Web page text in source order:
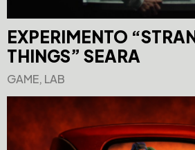
EXPERIMENTO
THINGS” SEARA
GAME, LAB